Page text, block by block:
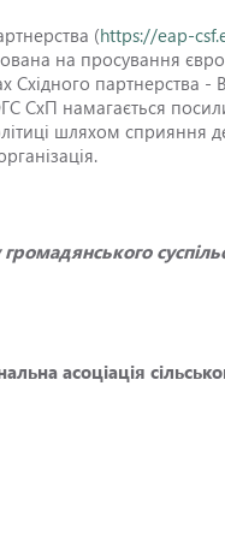
(https://eap-
на просування
партнерства -
СхП намагається
шляхом сприяння
асоціація